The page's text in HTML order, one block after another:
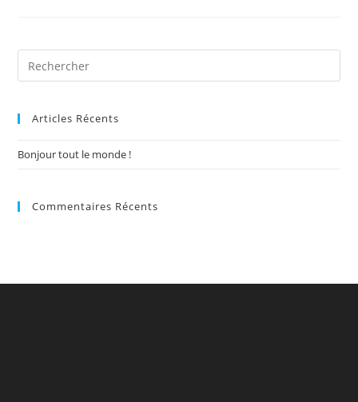
Articles Récents
Bonjour tout le monde !
Commentaires Récents